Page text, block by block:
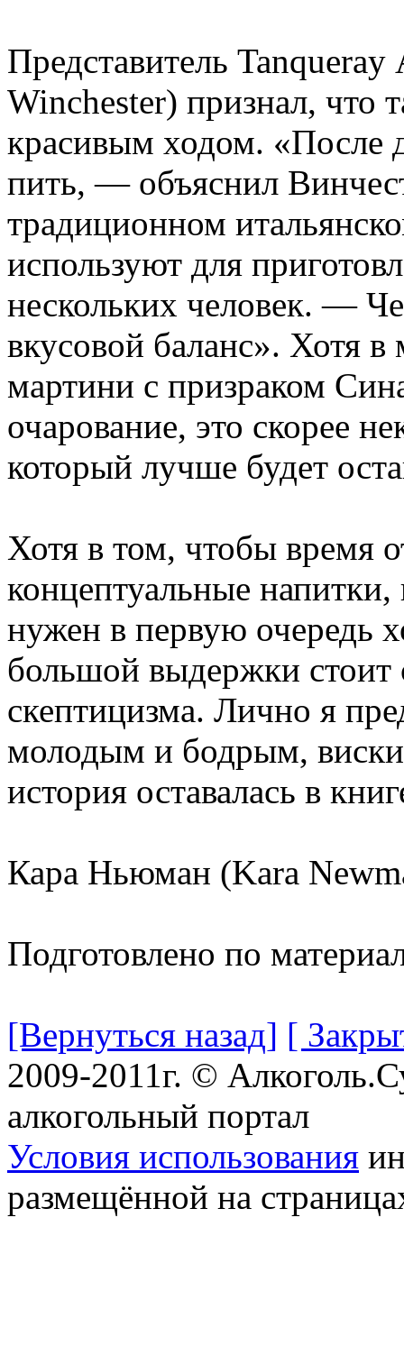
Представитель
Winchester) признал, что
красивым ходом. «После
пить, — объяснил
традиционном
используют для
нескольких человек. —
вкусовой баланс». Хотя
мартини с призраком
очарование, это скорее
который лучше будет
Хотя в том, чтобы время
концептуальные
нужен в первую очередь
большой выдержки стоит
скептицизма. Лично я
молодым и бодрым,
история оставалась в
Кара Ньюман (Kara
Подготовлено по
[Вернуться назад] [
2009-2011г. ©
алкогольный портал
Условия использования
размещённой на